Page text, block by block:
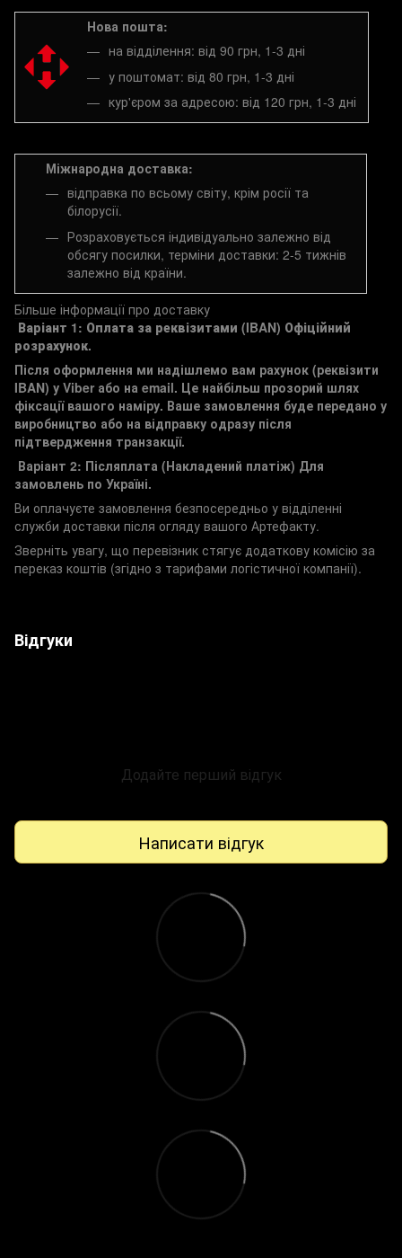
Нова пошта:
на відділення: від 90 грн, 1-3 дні
у поштомат: від 80 грн, 1-3 дні
кур'єром за адресою: від 120 грн, 1-3 дні
Міжнародна доставка:
відправка по всьому світу, крім росії та
білорусії.
Розраховується індивідуально залежно від
обсягу посилки, терміни доставки: 2-5 тижнів
залежно від країни.
Більше інформації про доставку
Варіант 1: Оплата за реквізитами (IBAN) Офіційний
розрахунок.
Після оформлення ми надішлемо вам рахунок (реквізити
IBAN) у Viber або на email. Це найбільш прозорий шлях
фіксації вашого наміру. Ваше замовлення буде передано у
виробництво або на відправку одразу після
підтвердження транзакції.
Варіант 2: Післяплата (Накладений платіж) Для
замовлень по Україні.
Ви оплачуєте замовлення безпосередньо у відділенні
служби доставки після огляду вашого Артефакту.
Зверніть увагу, що перевізник стягує додаткову комісію за
переказ коштів (згідно з тарифами логістичної компанії).
Відгуки
Додайте перший відгук
Написати відгук